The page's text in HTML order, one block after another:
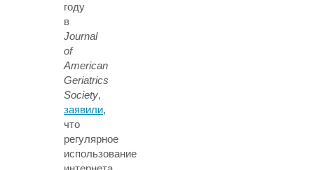
году
в
Journal
of
American
Geriatrics
Society,
заявили,
что
регулярное
использование